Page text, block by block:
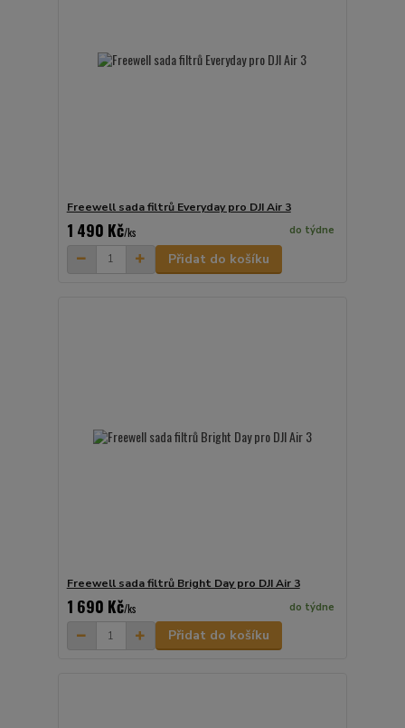
Freewell sada filtrů Everyday pro DJI Air 3
1 490 Kč/ks do týdne
Přidat do košíku
Freewell sada filtrů Bright Day pro DJI Air 3
1 690 Kč/ks do týdne
Přidat do košíku